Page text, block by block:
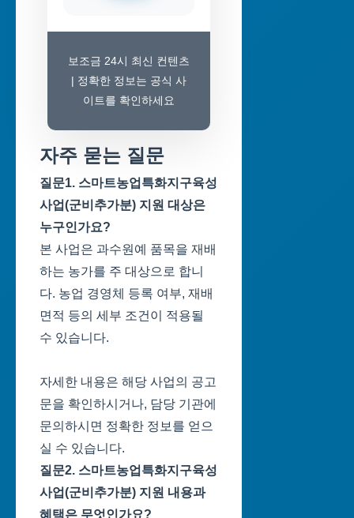
보조금 24시 최신 컨텐츠
| 정확한 정보는 공식 사
이트를 확인하세요
자주 묻는 질문
질문1. 스마트농업특화지구육성
사업(군비추가분) 지원 대상은
누구인가요?
본 사업은 과수원예 품목을 재배
하는 농가를 주 대상으로 합니
다. 농업 경영체 등록 여부, 재배
면적 등의 세부 조건이 적용될
수 있습니다.
자세한 내용은 해당 사업의 공고
문을 확인하시거나, 담당 기관에
문의하시면 정확한 정보를 얻으
실 수 있습니다.
질문2. 스마트농업특화지구육성
사업(군비추가분) 지원 내용과
혜택은 무엇인가요?